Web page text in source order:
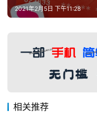
2021年2月5日 下午11:28
相关推荐